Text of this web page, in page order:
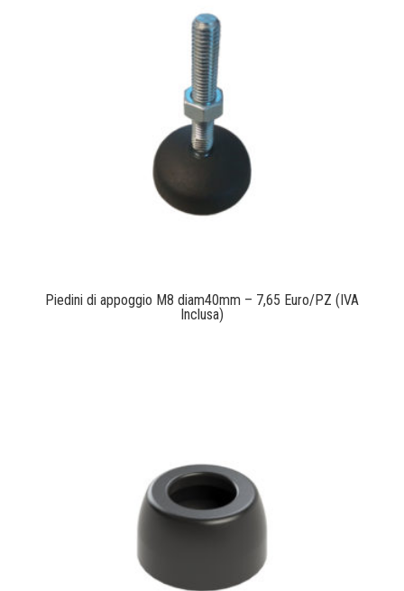
Piedini di appoggio M8 diam40mm – 7,65 Euro/PZ (IVA
Inclusa)